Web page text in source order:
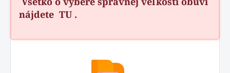
nájdete TU.